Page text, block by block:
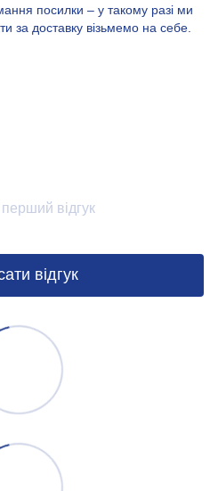
посилки – у такому разі ми
за доставку візьмемо на себе.
відгук
відгук